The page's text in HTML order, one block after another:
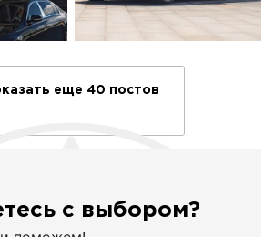
еще 40 постов
с выбором?